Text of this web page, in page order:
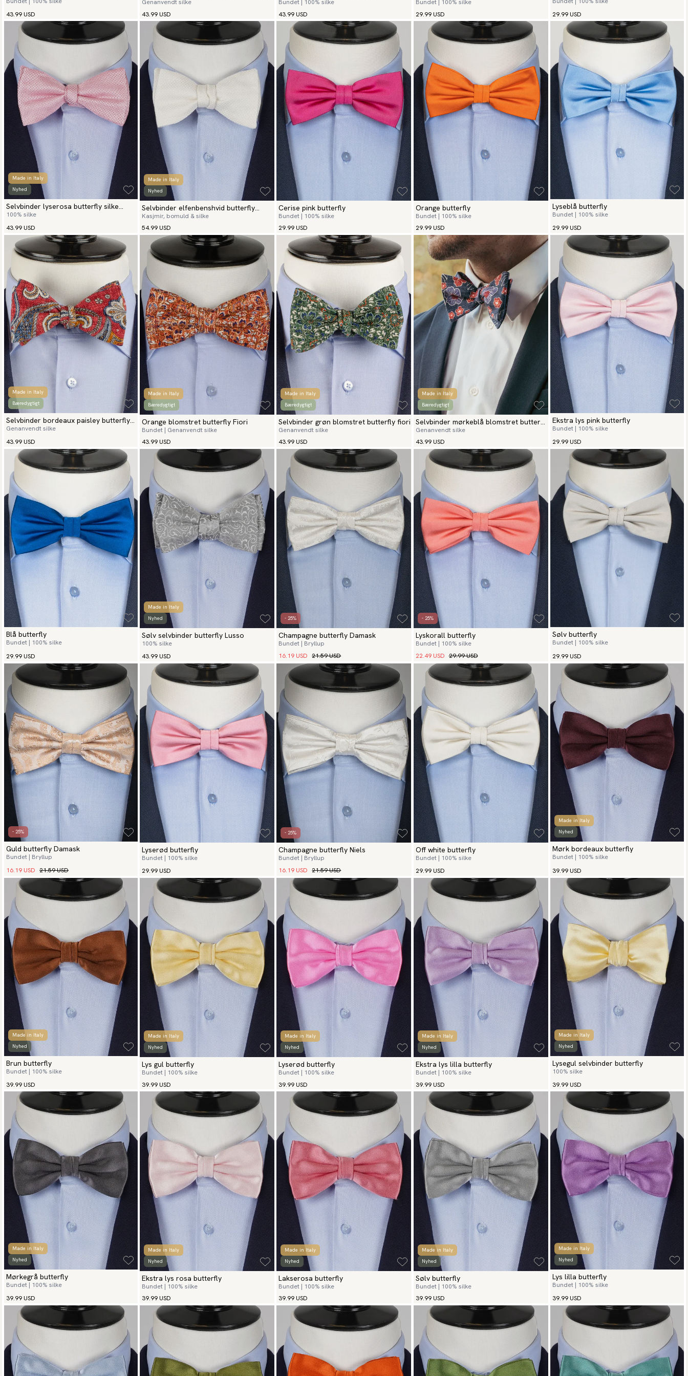
43.99 USD
fiori
Genanvendt silke
43.99 USD
Bundet | 100% silke
43.99 USD
Bundet | 100% silke
29.99 USD
29.99 USD
Made in Italy
Nyhed
Selvbinder lyserosa butterfly silke
grenadine
100% silke
43.99 USD
Made in Italy
Nyhed
Selvbinder elfenbenshvid butterfly
kashmir grenadine
Kasjmir, bomuld & silke
54.99 USD
Cerise pink butterfly
Bundet | 100% silke
29.99 USD
Orange butterfly
Bundet | 100% silke
29.99 USD
Lyseblå butterfly
Bundet | 100% silke
29.99 USD
Made in Italy
Bæredygtigt
Selvbinder bordeaux paisley butterfly
monza
Genanvendt silke
43.99 USD
Made in Italy
Bæredygtigt
Orange blomstret butterfly Fiori
Bundet | Genanvendt silke
43.99 USD
Made in Italy
Bæredygtigt
Selvbinder grøn blomstret butterfly fiori
Genanvendt silke
43.99 USD
Made in Italy
Bæredygtigt
Selvbinder mørkeblå blomstret butterfly
spezia
Genanvendt silke
43.99 USD
Ekstra lys pink butterfly
Bundet | 100% silke
29.99 USD
Blå butterfly
Bundet | 100% silke
29.99 USD
Made in Italy
Nyhed
Sølv selvbinder butterfly Lusso
100% silke
43.99 USD
- 25%
Champagne butterfly Damask
Bundet | Bryllup
16.19 USD 21.59 USD
- 25%
Lyskorall butterfly
Bundet | 100% silke
22.49 USD 29.99 USD
Sølv butterfly
Bundet | 100% silke
29.99 USD
- 25%
Guld butterfly Damask
Bundet | Bryllup
16.19 USD 21.59 USD
Lyserød butterfly
Bundet | 100% silke
29.99 USD
- 25%
Champagne butterfly Niels
Bundet | Bryllup
16.19 USD 21.59 USD
Off white butterfly
Bundet | 100% silke
29.99 USD
Made in Italy
Nyhed
Mørk bordeaux butterfly
Bundet | 100% silke
39.99 USD
Made in Italy
Nyhed
Brun butterfly
Bundet | 100% silke
39.99 USD
Made in Italy
Nyhed
Lys gul butterfly
Bundet | 100% silke
39.99 USD
Made in Italy
Nyhed
Lyserød butterfly
Bundet | 100% silke
39.99 USD
Made in Italy
Nyhed
Ekstra lys lilla butterfly
Bundet | 100% silke
39.99 USD
Made in Italy
Nyhed
Lysegul selvbinder butterfly
100% silke
39.99 USD
Made in Italy
Nyhed
Mørkegrå butterfly
Bundet | 100% silke
39.99 USD
Made in Italy
Nyhed
Ekstra lys rosa butterfly
Bundet | 100% silke
39.99 USD
Made in Italy
Nyhed
Lakserosa butterfly
Bundet | 100% silke
39.99 USD
Made in Italy
Nyhed
Sølv butterfly
Bundet | 100% silke
39.99 USD
Made in Italy
Nyhed
Lys lilla butterfly
Bundet | 100% silke
39.99 USD